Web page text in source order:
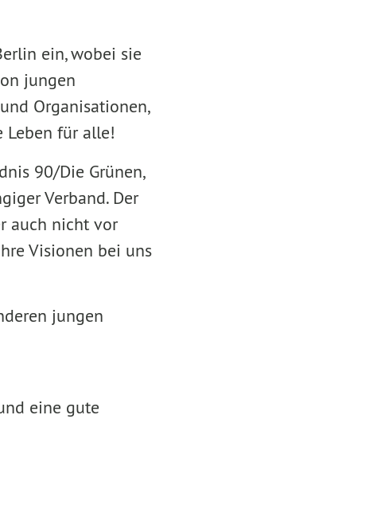
ein, wobei sie
jungen
Organisationen,
Leben für alle!
90/Die Grünen,
Verband. Der
auch nicht vor
Visionen bei uns
jungen
eine gute